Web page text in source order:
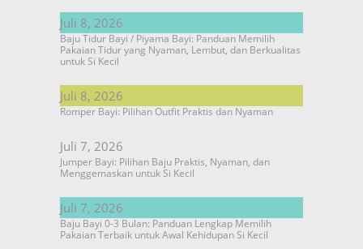
Juli 8, 2026
Baju Tidur Bayi / Piyama Bayi: Panduan Memilih
Pakaian Tidur yang Nyaman, Lembut, dan Berkualitas
untuk Si Kecil
Juli 8, 2026
Romper Bayi: Pilihan Outfit Praktis dan Nyaman
Juli 7, 2026
Jumper Bayi: Pilihan Baju Praktis, Nyaman, dan
Menggemaskan untuk Si Kecil
Juli 7, 2026
Baju Bayi 0-3 Bulan: Panduan Lengkap Memilih
Pakaian Terbaik untuk Awal Kehidupan Si Kecil